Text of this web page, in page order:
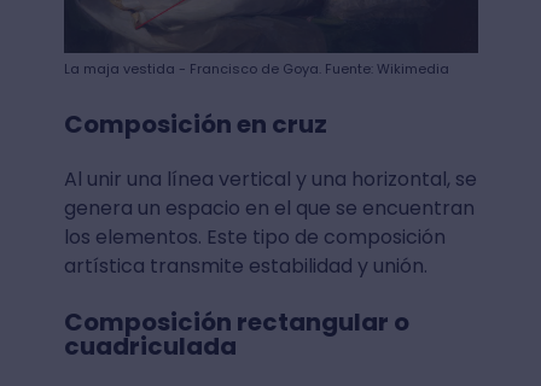
La maja vestida - Francisco de Goya. Fuente: Wikimedia
Composición en cruz
Al unir una línea vertical y una horizontal, se
genera un espacio en el que se encuentran
los elementos. Este tipo de composición
artística transmite estabilidad y unión.
Composición rectangular o
cuadriculada